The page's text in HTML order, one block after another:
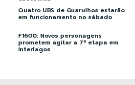
Quatro UBS de Guarulhos estarão
em funcionamento no sábado
F1600: Novos personagens
prometem agitar a 7ª etapa em
Interlagos